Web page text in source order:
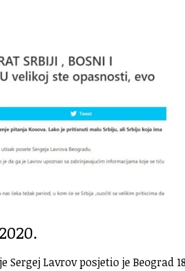
Lavrov posjetio je Beograd